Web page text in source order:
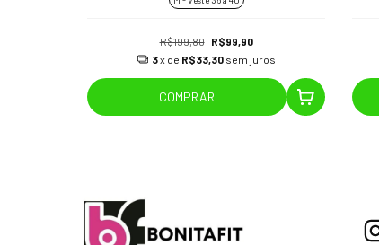
R$199,80
R$99,90
3x de R$33,30 sem juros
COMPRAR